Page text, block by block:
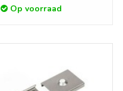
Op voorraad